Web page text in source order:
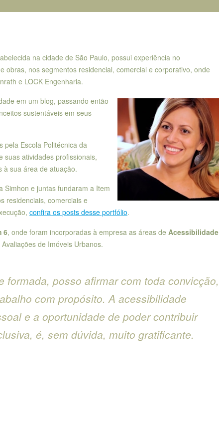
na cidade de São Paulo, possui experiência no
nos segmentos residencial, comercial e corporativo, onde
e LOCK Engenharia.
em um blog, passando então
sustentáveis em seus
pela Escola Politécnica da
suas atividades profissionais,
à sua área de atuação.
Simhon e juntas fundaram a Item
residenciais, comerciais e
confira os posts desse portfólio.
6, onde foram incorporadas à empresa as áreas de Acessibilidade
de Imóveis Urbanos.
posso afirmar com toda convicção,
com propósito. A acessibilidade
e a oportunidade de poder contribuir
é, sem dúvida, muito gratificante.